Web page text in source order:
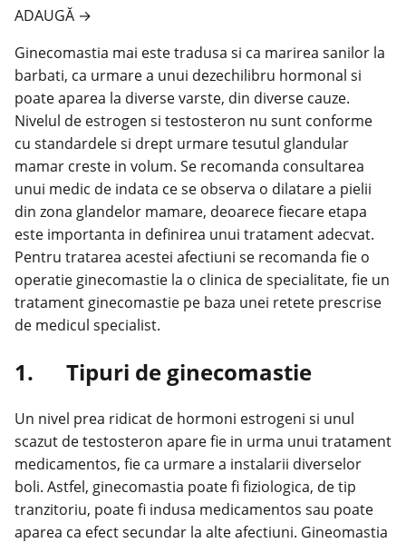
ADAUGĂ →
Ginecomastia mai este tradusa si ca marirea sanilor la
barbati, ca urmare a unui dezechilibru hormonal si
poate aparea la diverse varste, din diverse cauze.
Nivelul de estrogen si testosteron nu sunt conforme
cu standardele si drept urmare tesutul glandular
mamar creste in volum. Se recomanda consultarea
unui medic de indata ce se observa o dilatare a pielii
din zona glandelor mamare, deoarece fiecare etapa
este importanta in definirea unui tratament adecvat.
Pentru tratarea acestei afectiuni se recomanda fie o
operatie ginecomastie la o clinica de specialitate, fie un
tratament ginecomastie pe baza unei retete prescrise
de medicul specialist.
1. Tipuri de ginecomastie
Un nivel prea ridicat de hormoni estrogeni si unul
scazut de testosteron apare fie in urma unui tratament
medicamentos, fie ca urmare a instalarii diverselor
boli. Astfel, ginecomastia poate fi fiziologica, de tip
tranzitoriu, poate fi indusa medicamentos sau poate
aparea ca efect secundar la alte afectiuni. Gineomastia